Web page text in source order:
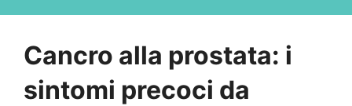
Cancro alla prostata: i
sintomi precoci da